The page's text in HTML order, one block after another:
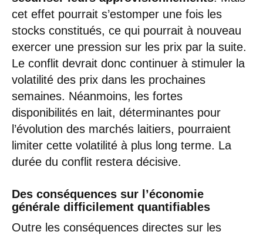
cet effet pourrait s’estomper une fois les
stocks constitués, ce qui pourrait à nouveau
exercer une pression sur les prix par la suite.
Le conflit devrait donc continuer à stimuler la
volatilité des prix dans les prochaines
semaines. Néanmoins, les fortes
disponibilités en lait, déterminantes pour
l’évolution des marchés laitiers, pourraient
limiter cette volatilité à plus long terme. La
durée du conflit restera décisive.
Des conséquences sur l’économie
générale difficilement quantifiables
Outre les conséquences directes sur les